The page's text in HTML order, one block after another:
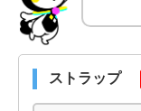
ストラップ